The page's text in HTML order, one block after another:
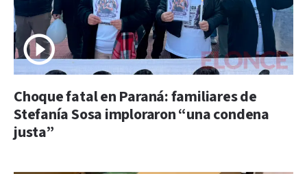
Choque fatal en Paraná: familiares de
Stefanía Sosa imploraron “una condena
justa”